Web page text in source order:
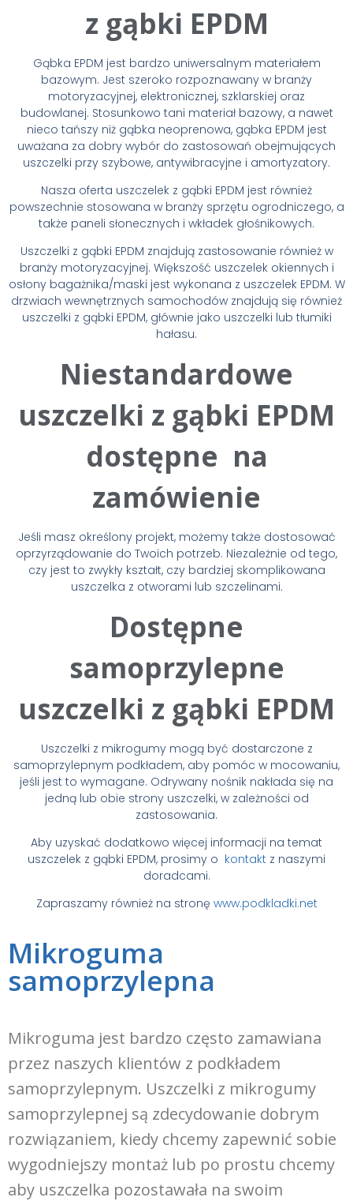
z gąbki EPDM
Gąbka EPDM jest bardzo uniwersalnym materiałem
bazowym. Jest szeroko rozpoznawany w branży
motoryzacyjnej, elektronicznej, szklarskiej oraz
budowlanej. Stosunkowo tani materiał bazowy, a nawet
nieco tańszy niż gąbka neoprenowa, gąbka EPDM jest
uważana za dobry wybór do zastosowań obejmujących
uszczelki przy szybowe, antywibracyjne i amortyzatory.
Nasza oferta uszczelek z gąbki EPDM jest również
powszechnie stosowana w branży sprzętu ogrodniczego, a
także paneli słonecznych i wkładek głośnikowych.
Uszczelki z gąbki EPDM znajdują zastosowanie również w
branży motoryzacyjnej. Większość uszczelek okiennych i
osłony bagażnika/maski jest wykonana z uszczelek EPDM. W
drzwiach wewnętrznych samochodów znajdują się również
uszczelki z gąbki EPDM, głównie jako uszczelki lub tłumiki
hałasu.
Niestandardowe
uszczelki z gąbki EPDM
dostępne na
zamówienie
Jeśli masz określony projekt, możemy także dostosować
oprzyrządowanie do Twoich potrzeb. Niezależnie od tego,
czy jest to zwykły kształt, czy bardziej skomplikowana
uszczelka z otworami lub szczelinami.
Dostępne
samoprzylepne
uszczelki z gąbki EPDM
Uszczelki z mikrogumy mogą być dostarczone z
samoprzylepnym podkładem, aby pomóc w mocowaniu,
jeśli jest to wymagane. Odrywany nośnik nakłada się na
jedną lub obie strony uszczelki, w zależności od
zastosowania.
Aby uzyskać dodatkowo więcej informacji na temat
uszczelek z gąbki EPDM, prosimy o kontakt z naszymi
doradcami.
Zapraszamy również na stronę www.podkladki.net
Mikroguma
samoprzylepna
Mikroguma jest bardzo często zamawiana
przez naszych klientów z podkładem
samoprzylepnym. Uszczelki z mikrogumy
samoprzylepnej są zdecydowanie dobrym
rozwiązaniem, kiedy chcemy zapewnić sobie
wygodniejszy montaż lub po prostu chcemy
aby uszczelka pozostawała na swoim